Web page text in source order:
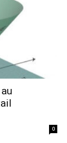
0